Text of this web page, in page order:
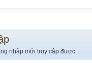
nhập mới truy cập được.